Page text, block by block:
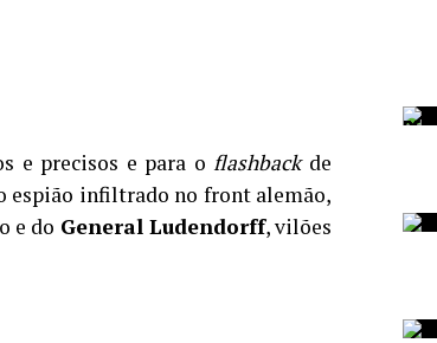
e precisos e para oflashbackde
espião infiltrado no front alemão,
e do General Ludendorff, vilões